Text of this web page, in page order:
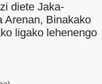
diete Jaka-
Arenan, Binakako
ligako lehenengo